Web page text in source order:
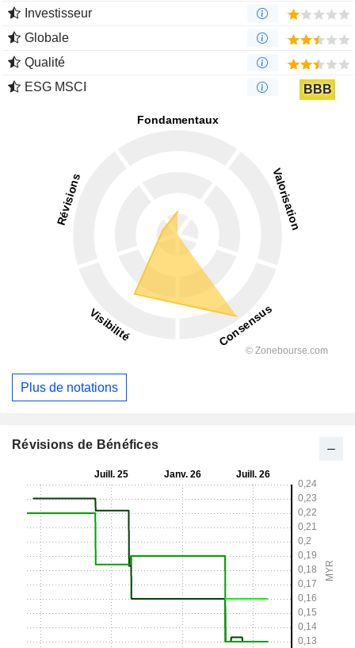
Investisseur
Globale
Qualité
ESG MSCI
BBB
Plus de notations
Révisions de Bénéfices